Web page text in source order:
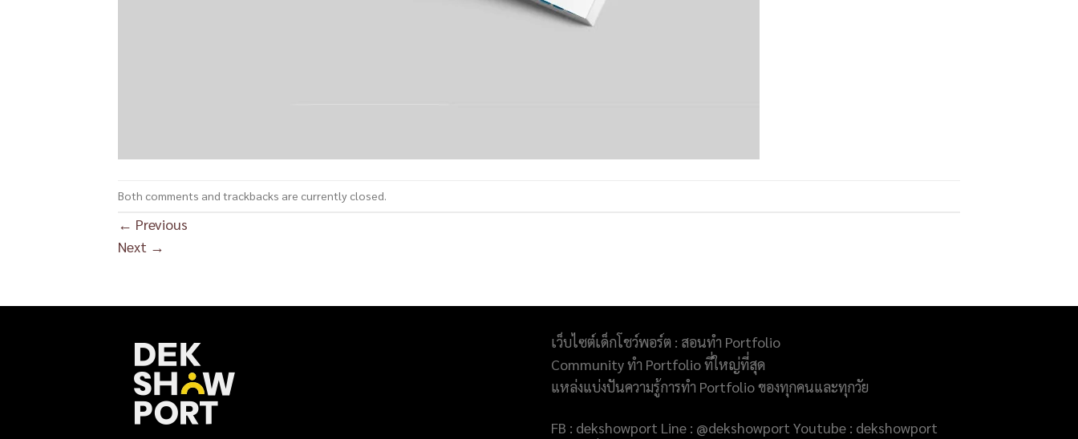
Both comments and trackbacks are currently closed.
← Previous
Next →
เว็บไซต์เด็กโชว์พอร์ต : สอนทำ Portfolio
Community ทำ Portfolio ที่ใหญ่ที่สุด
แหล่งแบ่งปันความรู้การทำ Portfolio ของทุกคนและทุกวัย
FB : dekshowport Line : @dekshowport Youtube : dekshowport